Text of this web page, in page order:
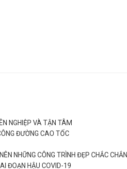
NGHIỆP VÀ TẬN TÂM
ĐƯỜNG CAO TỐC
NHỮNG CÔNG TRÌNH ĐẸP CHẮC CHẮN
ĐOẠN HẬU COVID-19